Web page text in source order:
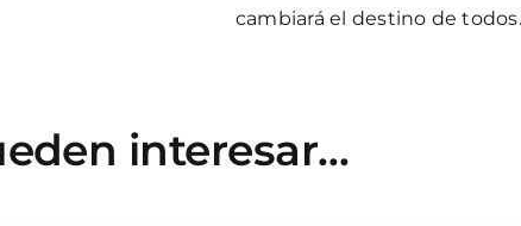
cambiará el destino de todos.
interesar…